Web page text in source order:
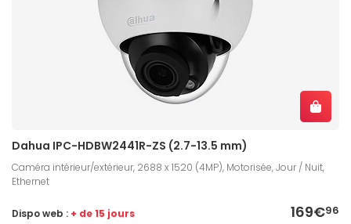
Dahua IPC-HDBW2441R-ZS (2.7-13.5 mm)
Caméra intérieur/extérieur, 2688 x 1520 (4MP), Motorisée, Jour / Nuit,
Ethernet
169€96
Dispo web : + de 15 jours